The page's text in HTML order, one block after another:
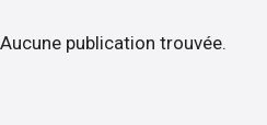
Aucune publication trouvée.